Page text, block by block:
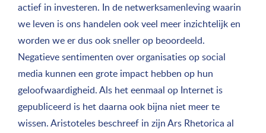
actief in investeren. In de netwerksamenleving waarin
we leven is ons handelen ook veel meer inzichtelijk en
worden we er dus ook sneller op beoordeeld.
Negatieve sentimenten over organisaties op social
media kunnen een grote impact hebben op hun
geloofwaardigheid. Als het eenmaal op Internet is
gepubliceerd is het daarna ook bijna niet meer te
wissen. Aristoteles beschreef in zijn Ars Rhetorica al